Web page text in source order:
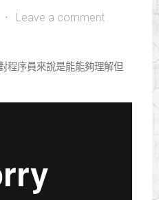
Leave a comment
程序員來說是能能夠理解但